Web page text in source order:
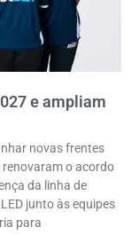
e ampliam
novas frentes
o acordo
da linha de
junto às equipes
para